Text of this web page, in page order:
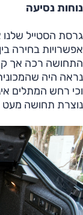
נוחות נסיעה
גרסת הסטייל שלנו
אפשרויות בחירה
התחושה רכה אך
נראה היה
וכי רחש המתלים
נוצרת תחושה מעט